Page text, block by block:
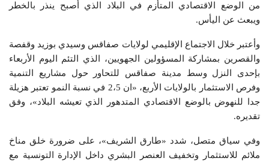
من الوضع الاقتصادي المتأزم في البلاد الذي أصبح ينذر بالخطر
ويبعث عن اليأس.
وأعتبر خلال الاجتماع الإقليمي لولايات صفاقس وسيدي بوزيد وقفصة
والقصرين بمشاركة المسؤولين الجهويين، الذي التئم اليوم الأربعاء
بإحدى النزل وسط مدينة صفاقس للتحاور حول مشاريع التنمية
وفرص الاستثمار بالولايات الأربع، «ان 2،5 في نسبة النمو تعتبر هزيلة
جدا للنهوض بالوضع الاقتصادي المتدهور الذي تعيشه البلاد»، وفق
تقديره.
وفي سياق متصل، شدد «طارق الشريف»، على ضرورة خلق مناخ
ملائم للاستثمار وتخفيف العنصر البشري داخل الإدارة التونسية مع